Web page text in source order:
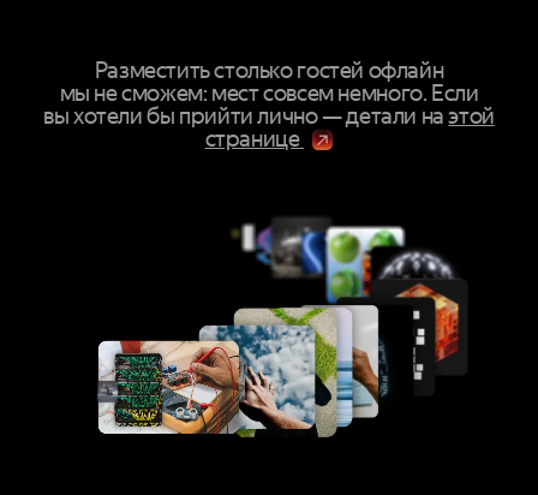
Разместить столько гостей офлайн
мы не сможем: мест совсем немного. Если
вы хотели бы прийти лично — детали наэтой
странице